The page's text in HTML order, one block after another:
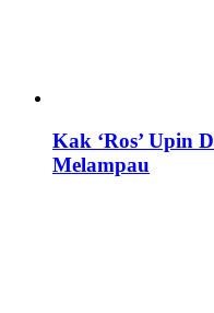
Kak ‘Ros’ Upin
Melampau